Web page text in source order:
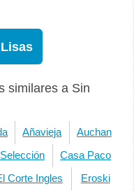
similares a Sin
Añavieja Auchan
Casa Paco
Corte Ingles Eroski